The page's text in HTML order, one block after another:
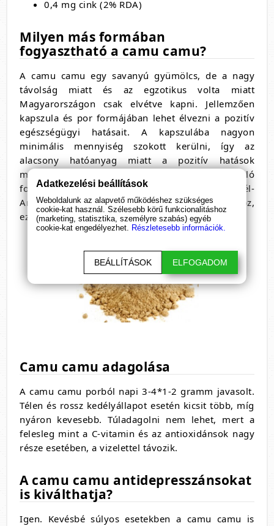
0,4 mg cink (2% RDA)
Milyen más formában
fogyasztható a camu camu?
A camu camu egy savanyú gyümölcs, de a nagy
távolság miatt és az egzotikus volta miatt
Magyarországon csak elvétve kapni. Jellemzően
kapszula és por formájában lehet élvezni a pozitív
egészségügyi hatásait. A kapszulába nagyon
minimális mennyiség szokott kerülni, így az
alacsony hatóanyag miatt a pozitív hatások
minimálisak, inkább javasolt a por formában való
fogyasztás. Hasonlóan a másik népszerű Dél-
Amerikából származó gyógynövényhez a macához,
ezt is vízben elkeverve javasolt fogyasztani.
Camu camu adagolása
A camu camu porból napi 3-4*1-2 gramm javasolt.
Télen és rossz kedélyállapot esetén kicsit több, míg
nyáron kevesebb. Túladagolni nem lehet, mert a
felesleg mint a C-vitamin és az antioxidánsok nagy
része esetében, a vizelettel távozik.
A camu camu antidepresszánsokat
is kiválthatja?
Igen. Kevésbé súlyos esetekben a camu camu is
Adatkezelési beállítások
Weboldalunk az alapvető működéshez szükséges
cookie-kat használ. Szélesebb körű funkcionalitáshoz
(marketing, statisztika, személyre szabás) egyéb
cookie-kat engedélyezhet. Részletesebb információk.
BEÁLLÍTÁSOK ELFOGADOM